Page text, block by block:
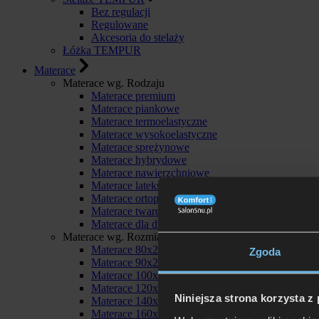
Zgoda
Niniejsza strona korzysta z
Bez regulacji
Regulowane
Akcesoria do stelaży
Łóżka TEMPUR
Materace
Materace wg. Rodzaju
Materace premium
Materace piankowe
Materace termoelastyczne
Materace wysokoelastyczne
Materace sprężynowe
Materace hybrydowe
Materace nawierzchniowe
Materace lateksowe
Materace ortopedyczne
Materace twarde
Materace dla dzieci
Materace wg. Rozmiaru
Materace 80x200
Materace 90x200
Materace 100x200
Materace 120x200
Materace 140x200
Materace 160x200